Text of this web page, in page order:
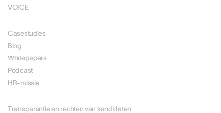
VOICE
Casestudies
Blog
Whitepapers
Podcast
HR-missie
Transparantie en rechten van kandidaten